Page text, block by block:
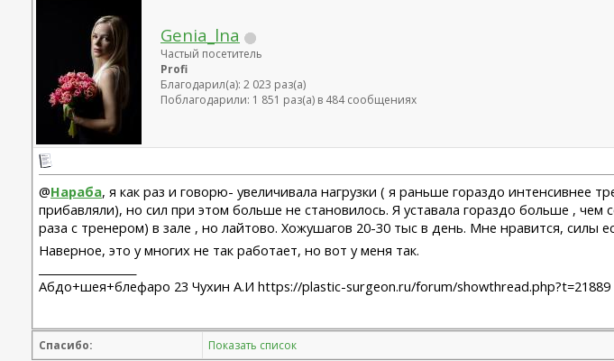
Genia_lna
Частый посетитель
Profi
Благодарил(а): 2 023 раз(а)
Поблагодарили: 1 851 раз(а) в 484 сообщениях
@Нараба, я как раз и говорю- увеличивала нагрузки ( я раньше гораздо
прибавляли), но сил при этом больше не становилось. Я уставала гораздо больше ,
раза с тренером) в зале , но лайтово. Хожушагов 20-30 тыс в день. Мне нравится, силы
Наверное, это у многих не так работает, но вот у меня так.
Абдо+шея+блефаро 23 Чухин А.И https://plastic-surgeon.ru/forum/showthread.php?t=21889
Спасибо: Показать список